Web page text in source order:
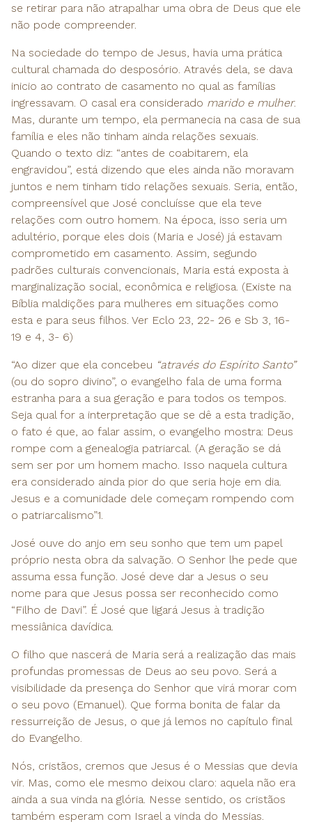
se retirar para não atrapalhar uma obra de Deus que ele
não pode compreender.
Na sociedade do tempo de Jesus, havia uma prática
cultural chamada do desposório. Através dela, se dava
inicio ao contrato de casamento no qual as famílias
ingressavam. O casal era considerado marido e mulher.
Mas, durante um tempo, ela permanecia na casa de sua
família e eles não tinham ainda relações sexuais.
Quando o texto diz: “antes de coabitarem, ela
engravidou”, está dizendo que eles ainda não moravam
juntos e nem tinham tido relações sexuais. Seria, então,
compreensível que José concluísse que ela teve
relações com outro homem. Na época, isso seria um
adultério, porque eles dois (Maria e José) já estavam
comprometido em casamento. Assim, segundo
padrões culturais convencionais, Maria está exposta à
marginalização social, econômica e religiosa. (Existe na
Bíblia maldições para mulheres em situações como
esta e para seus filhos. Ver Eclo 23, 22- 26 e Sb 3, 16-
19 e 4, 3- 6)
“Ao dizer que ela concebeu “através do Espírito Santo”
(ou do sopro divino”, o evangelho fala de uma forma
estranha para a sua geração e para todos os tempos.
Seja qual for a interpretação que se dê a esta tradição,
o fato é que, ao falar assim, o evangelho mostra: Deus
rompe com a genealogia patriarcal. (A geração se dá
sem ser por um homem macho. Isso naquela cultura
era considerado ainda pior do que seria hoje em dia.
Jesus e a comunidade dele começam rompendo com
o patriarcalismo”1.
José ouve do anjo em seu sonho que tem um papel
próprio nesta obra da salvação. O Senhor lhe pede que
assuma essa função. José deve dar a Jesus o seu
nome para que Jesus possa ser reconhecido como
“Filho de Davi”. É José que ligará Jesus à tradição
messiânica davídica.
O filho que nascerá de Maria será a realização das mais
profundas promessas de Deus ao seu povo. Será a
visibilidade da presença do Senhor que virá morar com
o seu povo (Emanuel). Que forma bonita de falar da
ressurreição de Jesus, o que já lemos no capítulo final
do Evangelho.
Nós, cristãos, cremos que Jesus é o Messias que devia
vir. Mas, como ele mesmo deixou claro: aquela não era
ainda a sua vinda na glória. Nesse sentido, os cristãos
também esperam com Israel a vinda do Messias.